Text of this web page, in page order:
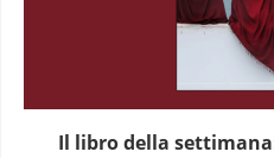
Il libro della